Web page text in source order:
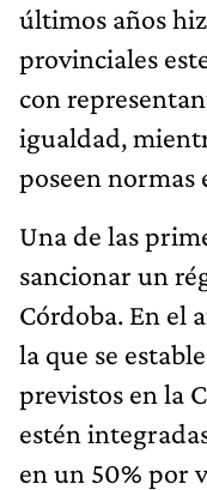
últimos años
provinciales
con
igualdad,
poseen normas
Una de las
sancionar un
Córdoba. En el
la que se
previstos en la
estén
en un 50% por